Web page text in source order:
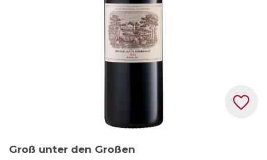
Anfang
Groß unter den Großen